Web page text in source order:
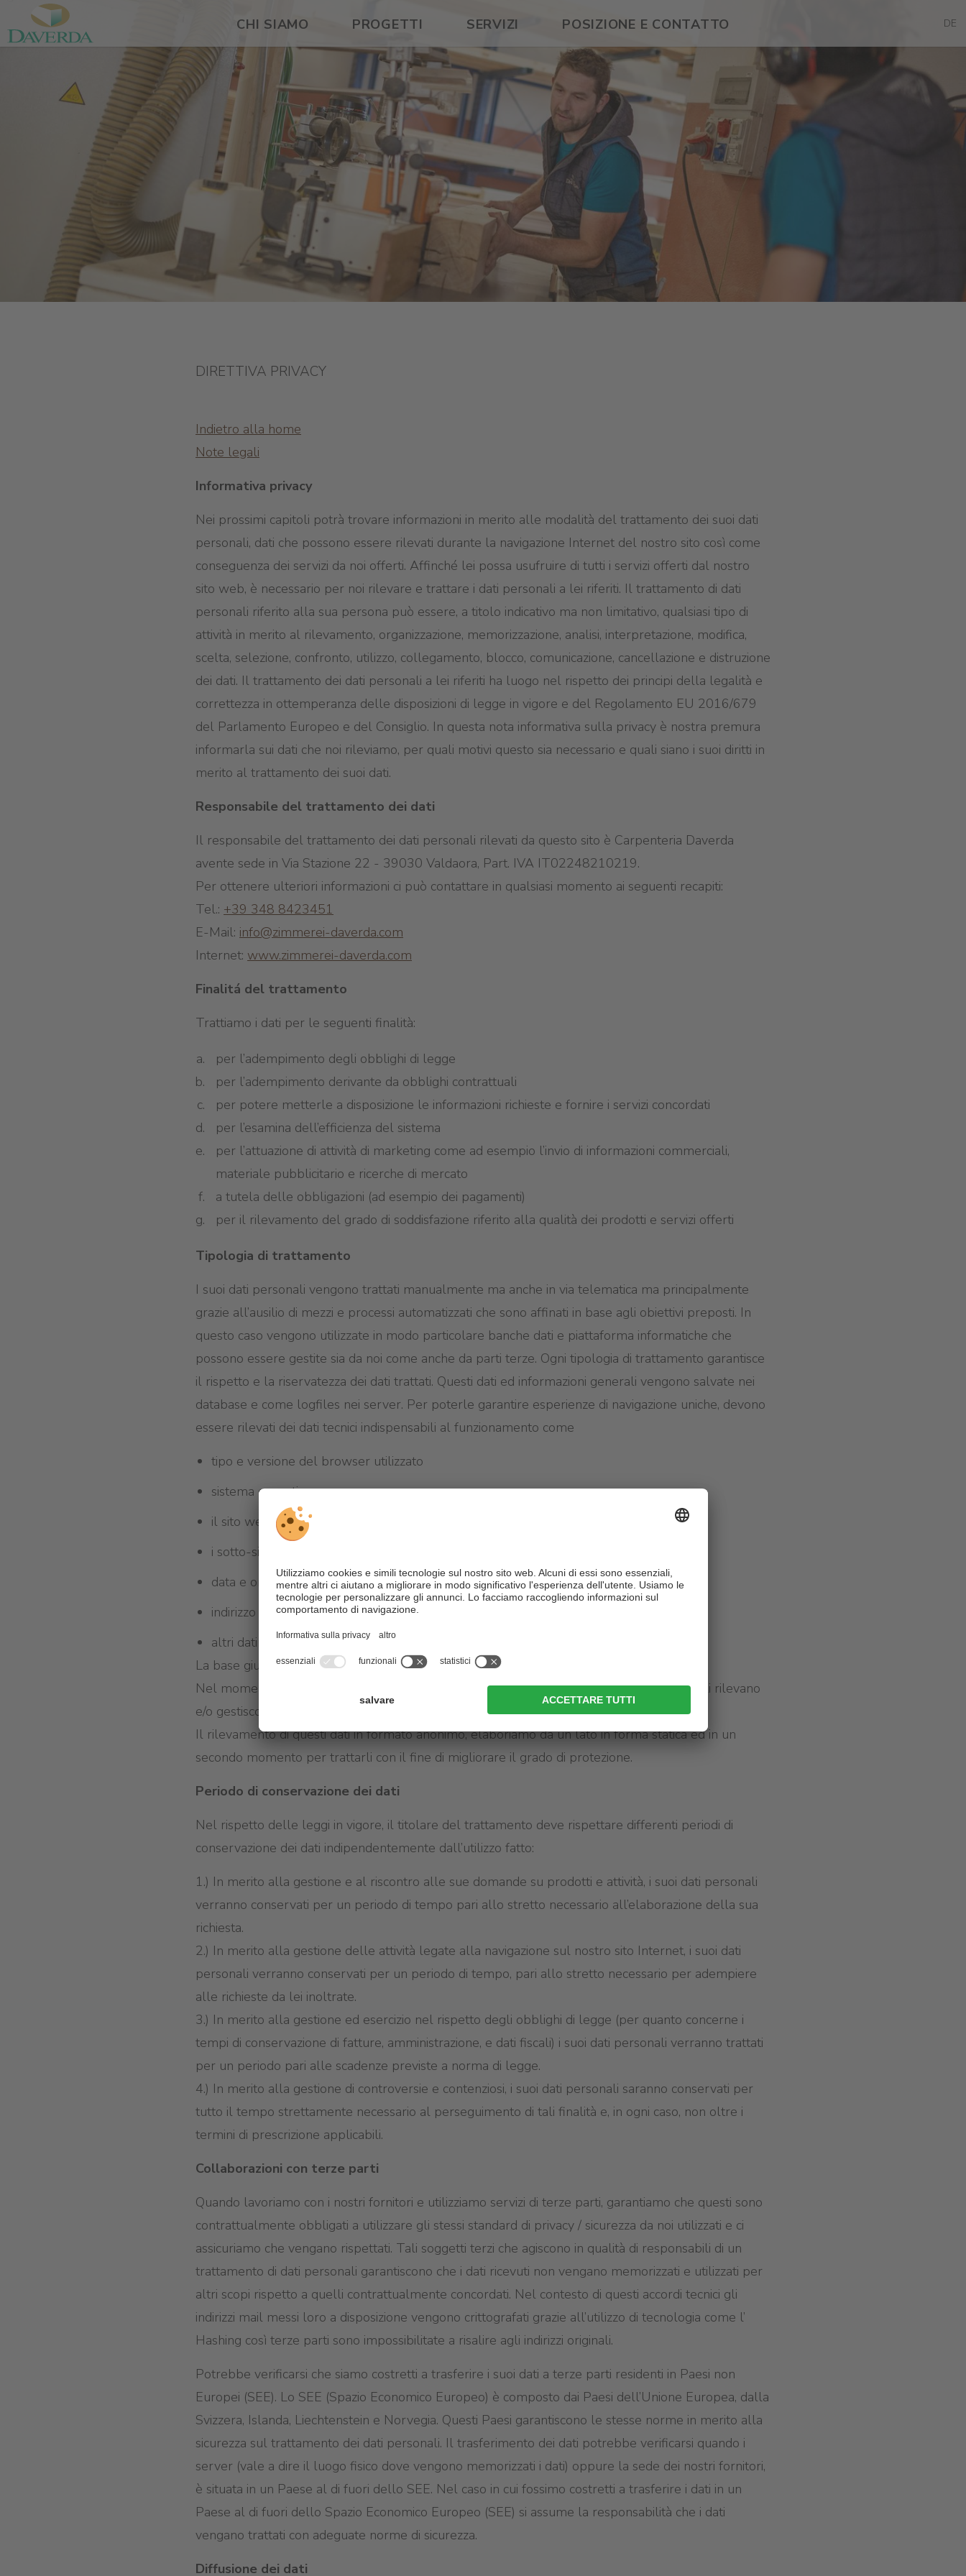
DE
CHI SIAMO PROGETTI SERVIZI POSIZIONE E CONTATTO
DIRETTIVA PRIVACY
Indietro alla home
Note legali
Informativa privacy
Nei prossimi capitoli potrà trovare informazioni in merito alle modalità del trattamento dei suoi dati
personali, dati che possono essere rilevati durante la navigazione Internet del nostro sito così come
conseguenza dei servizi da noi offerti. Affinché lei possa usufruire di tutti i servizi offerti dal nostro
sito web, è necessario per noi rilevare e trattare i dati personali a lei riferiti. Il trattamento di dati
personali riferito alla sua persona può essere, a titolo indicativo ma non limitativo, qualsiasi tipo di
attività in merito al rilevamento, organizzazione, memorizzazione, analisi, interpretazione, modifica,
scelta, selezione, confronto, utilizzo, collegamento, blocco, comunicazione, cancellazione e distruzione
dei dati. Il trattamento dei dati personali a lei riferiti ha luogo nel rispetto dei principi della legalità e
correttezza in ottemperanza delle disposizioni di legge in vigore e del Regolamento EU 2016/679
del Parlamento Europeo e del Consiglio. In questa nota informativa sulla privacy è nostra premura
informarla sui dati che noi rileviamo, per quali motivi questo sia necessario e quali siano i suoi diritti in
merito al trattamento dei suoi dati.
Responsabile del trattamento dei dati
Il responsabile del trattamento dei dati personali rilevati da questo sito è Carpenteria Daverda
avente sede in Via Stazione 22 - 39030 Valdaora, Part. IVA IT02248210219.
Per ottenere ulteriori informazioni ci può contattare in qualsiasi momento ai seguenti recapiti:
Tel.: +39 348 8423451
E-Mail: info@zimmerei-daverda.com
Internet: www.zimmerei-daverda.com
Finalitá del trattamento
Trattiamo i dati per le seguenti finalità:
per l’adempimento degli obblighi di legge
per l’adempimento derivante da obblighi contrattuali
per potere metterle a disposizione le informazioni richieste e fornire i servizi concordati
per l’esamina dell’efficienza del sistema
per l’attuazione di attività di marketing come ad esempio l’invio di informazioni commerciali,
materiale pubblicitario e ricerche di mercato
a tutela delle obbligazioni (ad esempio dei pagamenti)
per il rilevamento del grado di soddisfazione riferito alla qualità dei prodotti e servizi offerti
Tipologia di trattamento
I suoi dati personali vengono trattati manualmente ma anche in via telematica ma principalmente
grazie all’ausilio di mezzi e processi automatizzati che sono affinati in base agli obiettivi preposti. In
questo caso vengono utilizzate in modo particolare banche dati e piattaforma informatiche che
possono essere gestite sia da noi come anche da parti terze. Ogni tipologia di trattamento garantisce
il rispetto e la riservatezza dei dati trattati. Questi dati ed informazioni generali vengono salvate nei
database e come logfiles nei server. Per poterle garantire esperienze di navigazione uniche, devono
essere rilevati dei dati tecnici indispensabili al funzionamento come
tipo e versione del browser utilizzato
sistema operativo
il sito web dal quale il sistema raggiunge il nostro sito web (i cosiddetti referrer)
i sotto-siti web che il sistema raggiunge dal nostro sito web
data e ora della visita del nostro sito
indirizzo IP
altri dati ed altre informazioni simili
La base giuridica di questa tipologia di trattamento è l’Art. 6 del GDPR.
Nel momento in cui ci si collega al sito internet, i sistemi informatici ed i software gestionali rilevano
e/o gestiscono in maniera automatica ed indiretta tutta questa serie di dati e informazioni.
Il rilevamento di questi dati in formato anonimo, elaboriamo da un lato in forma statica ed in un
secondo momento per trattarli con il fine di migliorare il grado di protezione.
Periodo di conservazione dei dati
Nel rispetto delle leggi in vigore, il titolare del trattamento deve rispettare differenti periodi di
conservazione dei dati indipendentemente dall’utilizzo fatto:
1.) In merito alla gestione e al riscontro alle sue domande su prodotti e attività, i suoi dati personali
verranno conservati per un periodo di tempo pari allo stretto necessario all’elaborazione della sua
richiesta.
2.) In merito alla gestione delle attività legate alla navigazione sul nostro sito Internet, i suoi dati
personali verranno conservati per un periodo di tempo, pari allo stretto necessario per adempiere
alle richieste da lei inoltrate.
3.) In merito alla gestione ed esercizio nel rispetto degli obblighi di legge (per quanto concerne i
tempi di conservazione di fatture, amministrazione, e dati fiscali) i suoi dati personali verranno trattati
per un periodo pari alle scadenze previste a norma di legge.
4.) In merito alla gestione di controversie e contenziosi, i suoi dati personali saranno conservati per
tutto il tempo strettamente necessario al perseguimento di tali finalità e, in ogni caso, non oltre i
termini di prescrizione applicabili.
Collaborazioni con terze parti
Quando lavoriamo con i nostri fornitori e utilizziamo servizi di terze parti, garantiamo che questi sono
contrattualmente obbligati a utilizzare gli stessi standard di privacy / sicurezza da noi utilizzati e ci
assicuriamo che vengano rispettati. Tali soggetti terzi che agiscono in qualità di responsabili di un
trattamento di dati personali garantiscono che i dati ricevuti non vengano memorizzati e utilizzati per
altri scopi rispetto a quelli contrattualmente concordati. Nel contesto di questi accordi tecnici gli
indirizzi mail messi loro a disposizione vengono crittografati grazie all’utilizzo di tecnologia come l’
Hashing così terze parti sono impossibilitate a risalire agli indirizzi originali.
Potrebbe verificarsi che siamo costretti a trasferire i suoi dati a terze parti residenti in Paesi non
Europei (SEE). Lo SEE (Spazio Economico Europeo) è composto dai Paesi dell’Unione Europea, dalla
Svizzera, Islanda, Liechtenstein e Norvegia. Questi Paesi garantiscono le stesse norme in merito alla
sicurezza sul trattamento dei dati personali. Il trasferimento dei dati potrebbe verificarsi quando i
server (vale a dire il luogo fisico dove vengono memorizzati i dati) oppure la sede dei nostri fornitori,
è situata in un Paese al di fuori dello SEE. Nel caso in cui fossimo costretti a trasferire i dati in un
Paese al di fuori dello Spazio Economico Europeo (SEE) si assume la responsabilità che i dati
vengano trattati con adeguate norme di sicurezza.
Diffusione dei dati